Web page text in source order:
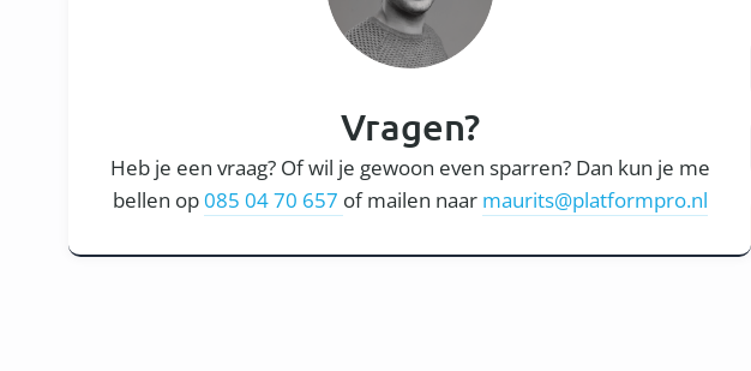
Vragen?
Heb je een vraag? Of wil je gewoon even sparren? Dan kun je me
bellen op085 04 70 657 of mailen naar maurits@platformpro.nl